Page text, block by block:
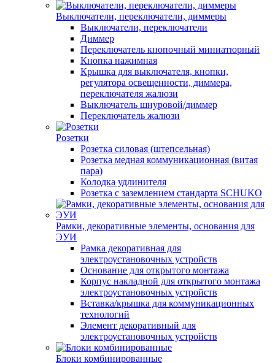
Выключатели, переключатели, диммеры
Выключатели, переключатели
Диммер
Переключатель кнопочный миниатюрный
Кнопка нажимная
Крышка для выключателя, кнопки,
регулятора освещенности, диммера,
переключателя жалюзи
Выключатель шнуровой/диммер
Переключатель жалюзи
Розетки
Розетка силовая (штепсельная)
Розетка медная коммуникационная (витая
пара)
Колодка удлинителя
Розетка с заземлением стандарта SCHUKO
Рамки, декоративные элементы, основания для
ЭУИ
Рамка декоративная для
электроустановочных устройств
Основание для открытого монтажа
Корпус накладной для открытого монтажа
электроустановочных устройств
Вставка/крышка для коммуникационных
технологий
Элемент декоративный для
электроустановочных устройств
Блоки комбинированные